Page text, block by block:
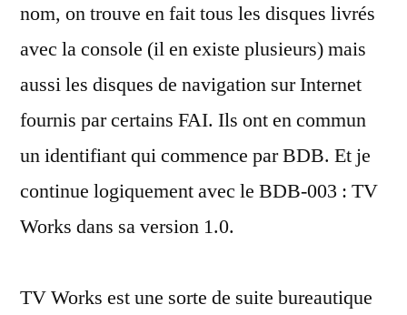
TV
Works
(BDB-
003)
nom, on trouve en fait tous les disques livrés
avec la console (il en existe plusieurs) mais
aussi les disques de navigation sur Internet
fournis par certains FAI. Ils ont en commun
un identifiant qui commence par BDB. Et je
continue logiquement avec le BDB-003 : TV
Works dans sa version 1.0.
TV Works est une sorte de suite bureautique